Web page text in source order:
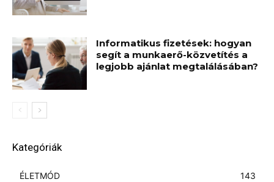
Informatikus fizetések: hogyan
segít a munkaerő-közvetítés a
legjobb ajánlat megtalálásában?
Kategóriák
ÉLETMÓD
143